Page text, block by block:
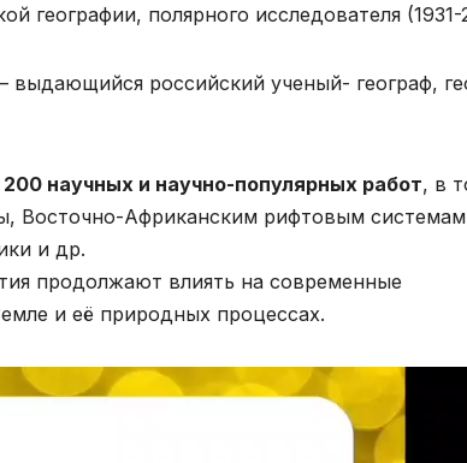
географии, полярного исследователя (1931-
выдающийся российский ученый- географ,
научных и научно-популярных работ, в
Восточно-Африканским рифтовым
и др.
продолжают влиять на современные
и её природных процессах.